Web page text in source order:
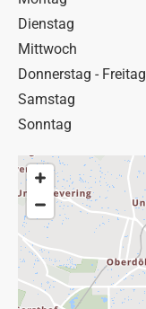
Dienstag
Mittwoch
Donnerstag - Freitag
Samstag
Sonntag